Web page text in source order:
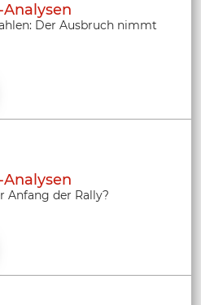
Der Ausbruch nimmt
Anfang der Rally?